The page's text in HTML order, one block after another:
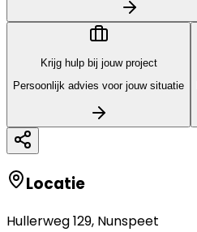
Krijg hulp bij jouw project
Persoonlijk advies voor jouw situatie
Locatie
Hullerweg 129, Nunspeet